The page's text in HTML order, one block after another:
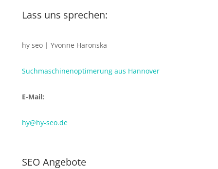
Lass uns sprechen:
hy seo | Yvonne Haronska
Suchmaschinenoptimerung aus Hannover
E-Mail:
hy@hy-seo.de
SEO Angebote